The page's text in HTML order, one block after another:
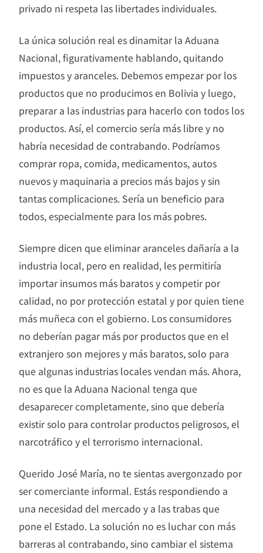
privado ni respeta las libertades individuales.
La única solución real es dinamitar la Aduana
Nacional, figurativamente hablando, quitando
impuestos y aranceles. Debemos empezar por los
productos que no producimos en Bolivia y luego,
preparar a las industrias para hacerlo con todos los
productos. Así, el comercio sería más libre y no
habría necesidad de contrabando. Podríamos
comprar ropa, comida, medicamentos, autos
nuevos y maquinaria a precios más bajos y sin
tantas complicaciones. Sería un beneficio para
todos, especialmente para los más pobres.
Siempre dicen que eliminar aranceles dañaría a la
industria local, pero en realidad, les permitiría
importar insumos más baratos y competir por
calidad, no por protección estatal y por quien tiene
más muñeca con el gobierno. Los consumidores
no deberían pagar más por productos que en el
extranjero son mejores y más baratos, solo para
que algunas industrias locales vendan más. Ahora,
no es que la Aduana Nacional tenga que
desaparecer completamente, sino que debería
existir solo para controlar productos peligrosos, el
narcotráfico y el terrorismo internacional.
Querido José María, no te sientas avergonzado por
ser comerciante informal. Estás respondiendo a
una necesidad del mercado y a las trabas que
pone el Estado. La solución no es luchar con más
barreras al contrabando, sino cambiar el sistema